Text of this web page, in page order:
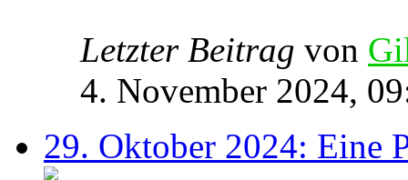
Letzter Beitrag von
4. November 2024,
29. Oktober 2024: Eine